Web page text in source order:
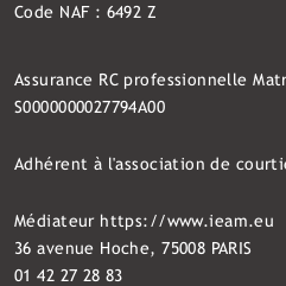
Code NAF : 6492 Z
Assurance RC professionnelle
S0000000027794A00
Adhérent à l'association de
Médiateur https://www.ieam.eu
36 avenue Hoche, 75008 PARIS
01 42 27 28 83